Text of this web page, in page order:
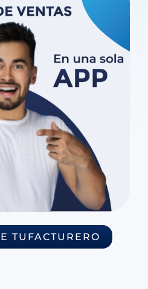
TUFACTURERO